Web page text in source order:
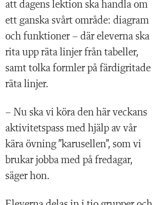
att dagens lektion ska handla om
ett ganska svårt område: diagram
och funktioner – där eleverna ska
rita upp räta linjer från tabeller,
samt tolka formler på färdigritade
räta linjer.
– Nu ska vi köra den här veckans
aktivitetspass med hjälp av vår
kära övning ”karusellen”, som vi
brukar jobba med på fredagar,
säger hon.